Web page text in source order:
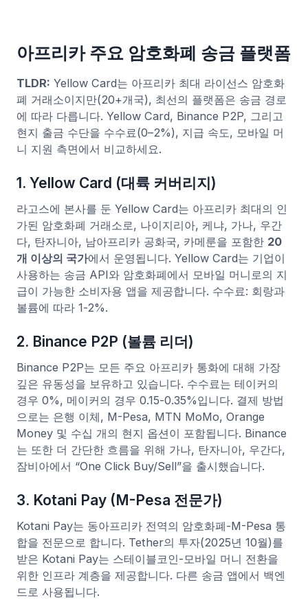
아프리카 주요 암호화폐 송금 플랫폼
TLDR: Yellow Card는 아프리카 최대 라이선스 암호화
폐 거래소이지만(20+개국), 최선의 플랫폼은 송금 경로
에 따라 다릅니다. Yellow Card, Binance P2P, 그리고
현지 출금 수단을 수수료(0–2%), 지급 속도, 모바일 머
니 지원 측면에서 비교하세요.
1. Yellow Card (대륙 커버리지)
라고스에 본사를 둔 Yellow Card는 아프리카 최대의 인
가된 암호화폐 거래소로, 나이지리아, 케냐, 가나, 우간
다, 탄자니아, 남아프리카 공화국, 카메룬을 포함한 20
개 이상의 국가에서 운영됩니다. Yellow Card는 기업이
사용하는 송금 API와 암호화폐에서 모바일 머니로의 지
급이 가능한 소비자용 앱을 제공합니다. 수수료: 회랑과
볼륨에 따라 1-2%.
2. Binance P2P (볼륨 리더)
Binance P2P는 모든 주요 아프리카 통화에 대해 가장
깊은 유동성을 보유하고 있습니다. 수수료는 테이커의
경우 0%, 메이커의 경우 0.15-0.35%입니다. 결제 방법
으로는 은행 이체, M-Pesa, MTN MoMo, Orange
Money 및 수십 개의 현지 옵션이 포함됩니다. Binance
는 또한 더 간단한 흐름을 위해 가나, 탄자니아, 우간다,
잠비아에서 “One Click Buy/Sell”을 출시했습니다.
3. Kotani Pay (M-Pesa 전문가)
Kotani Pay는 동아프리카 전역의 암호화폐-M-Pesa 통
합을 전문으로 합니다. Tether의 투자(2025년 10월)를
받은 Kotani Pay는 스테이블코인-모바일 머니 전환을
위한 인프라 계층을 제공합니다. 다른 송금 앱에서 백엔
드로 사용됩니다.